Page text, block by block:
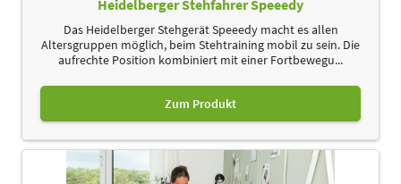
Heidelberger Stehfahrer Speeedy
Das Heidelberger Stehgerät Speeedy macht es allen
Altersgruppen möglich, beim Stehtraining mobil zu sein. Die
aufrechte Position kombiniert mit einer Fortbewegu...
Zum Produkt